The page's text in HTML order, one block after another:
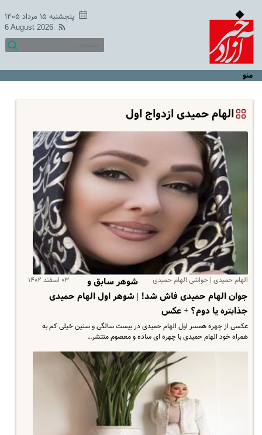
پنجشنبه ۱۵ مرداد ۱۴۰۵
6 August 2026
منو
الهام حمیدی ازدواج اول
الهام حمیدی | حواشی الهام حمیدی ۰۳ اسفند ۱۴۰۲
شوهر سابق و
جوان الهام حمیدی فاش شد! | شوهر اول الهام حمیدی
جذابتره یا دوم؟ + عکس
عکسی از چهره همسر اول الهام حمیدی در بیست سالگی و سنین خیلی کم به
همراه خود الهام حمیدی با چهره ای ساده و معصوم منتشر…